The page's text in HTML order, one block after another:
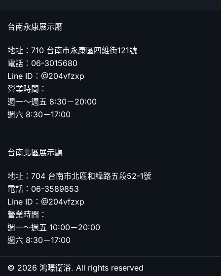
台南永康展示廳
地址：710 台南市永康區四維街121號
電話：06-3015680
Line ID：@204vfzxp
營業時間：
週一～週五 8:30－20:00
週六 8:30－17:00
台南北區展示廳
地址：704 台南市北區和緯路五段52-1號
電話：06-3589853
Line ID：@204vfzxp
營業時間：
週一～週五 10:00－20:00
週六 8:30－17:00
© 2026 鴻暻衛浴. All rights reserved